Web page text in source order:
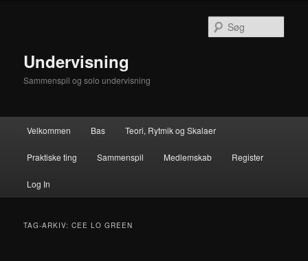
Undervisning
Sammenspil og solo undervisning
Velkommen Bas Teori, Rytmik og Skalaer
Praktiske ting Sammenspil Medlemskab Register
Log In
TAG-ARKIV:CEE LO GREEN